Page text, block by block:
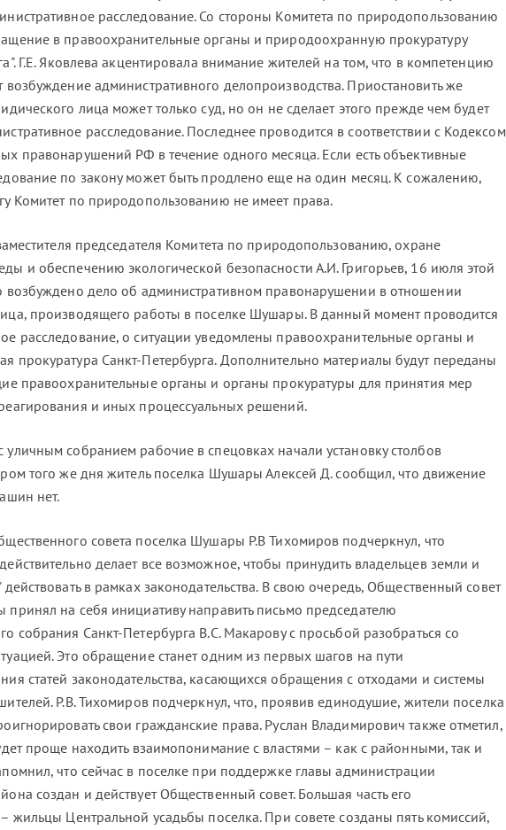
расследование. Со стороны Комитета по природопользованию
в правоохранительные органы и природоохранную прокуратуру
Г.Е. Яковлева акцентировала внимание жителей на том, что в компетенцию
возбуждение административного делопроизводства. Приостановить же
лица может только суд, но он не сделает этого прежде чем будет
расследование. Последнее проводится в соответствии с Кодексом
правонарушений РФ в течение одного месяца. Если есть объективные
по закону может быть продлено еще на один месяц. К сожалению,
Комитет по природопользованию не имеет права.
председателя Комитета по природопользованию, охране
и обеспечению экологической безопасности А.И. Григорьев, 16 июля этой
возбуждено дело об административном правонарушении в отношении
производящего работы в поселке Шушары. В данный момент проводится
расследование, о ситуации уведомлены правоохранительные органы и
прокуратура Санкт-Петербурга. Дополнительно материалы будут переданы
правоохранительные органы и органы прокуратуры для принятия мер
и иных процессуальных решений.
собранием рабочие в спецовках начали установку столбов
того же дня житель поселка Шушары Алексей Д. сообщил, что движение
нет.
совета поселка Шушары Р.В Тихомиров подчеркнул, что
делает все возможное, чтобы принудить владельцев земли и
в рамках законодательства. В свою очередь, Общественный совет
на себя инициативу направить письмо председателю
собрания Санкт-Петербурга В.С. Макарову с просьбой разобраться со
Это обращение станет одним из первых шагов на пути
статей законодательства, касающихся обращения с отходами и системы
Р.В. Тихомиров подчеркнул, что, проявив единодушие, жители поселка
свои гражданские права. Руслан Владимирович также отметил,
проще находить взаимопонимание с властями – как с районными, так и
что сейчас в поселке при поддержке главы администрации
создан и действует Общественный совет. Большая часть его
– жильцы Центральной усадьбы поселка. При совете созданы пять комиссий,